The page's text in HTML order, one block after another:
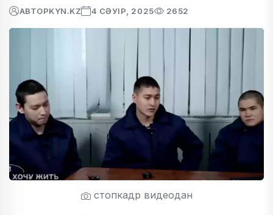
АВТОРKYN.KZ 4 СӘУІР, 2025 2652
стопкадр видеодан